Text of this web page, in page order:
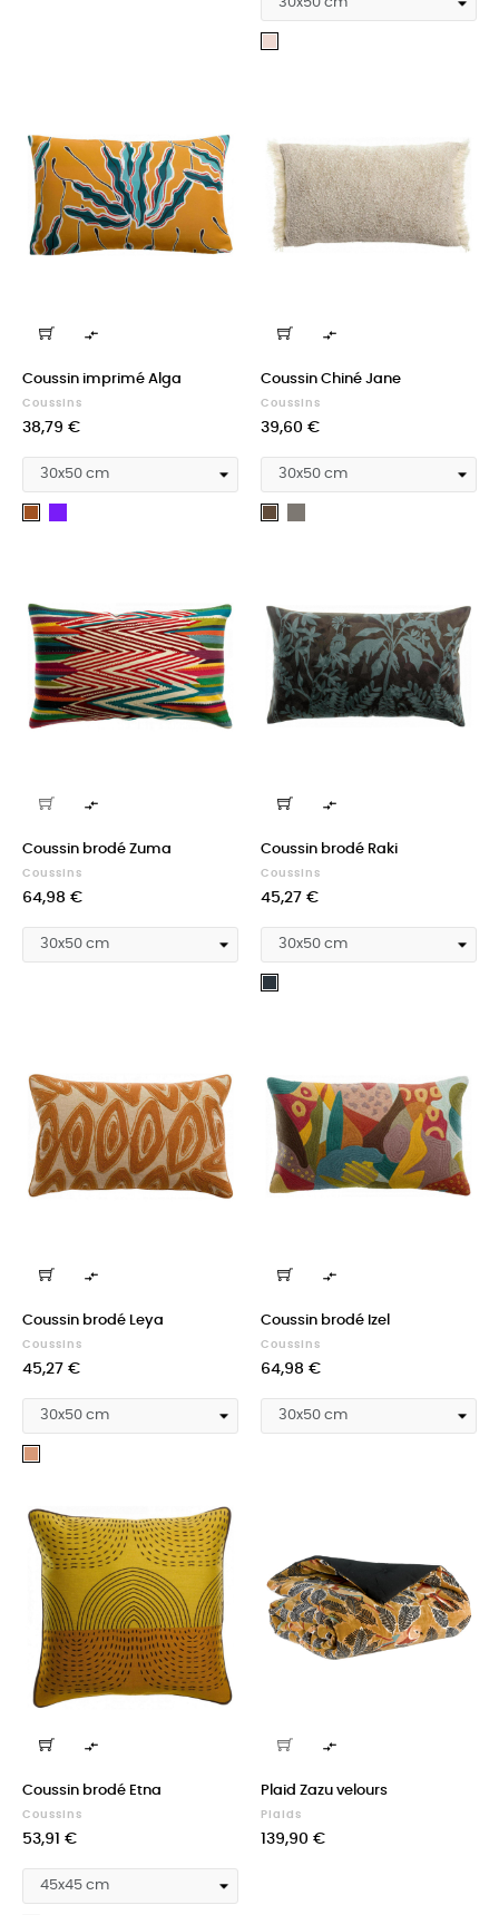

Coussin imprimé Alga
Coussins
Prix
38,79 €

Coussin Chiné Jane
Coussins
Prix
39,60 €

Coussin brodé Zuma
Coussins
Prix
64,98 €

Coussin brodé Raki
Coussins
Prix
45,27 €

Coussin brodé Leya
Coussins
Prix
45,27 €

Coussin brodé Izel
Coussins
Prix
64,98 €

Coussin brodé Etna
Coussins
Prix
53,91 €

Plaid Zazu velours
Plaids
Prix
139,90 €